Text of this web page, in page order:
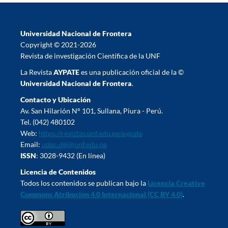
Universidad Nacional de Frontera
Copyright © 2021-2026
Revista de investigación Científica de la UNF
La RevistaAYPATEes una publicación oficial de la ©
Universidad Nacional de Frontera.
Contacto y Ubicación
Av. San Hilarión N° 101, Sullana, Piura - Perú.
Tel. (042) 480102
Web: https://revistas.unf.edu.pe/aypate
Email: udec.dgi@unf.edu.pe
ISSN: 3028-9432 (En línea)
Licencia de Contenidos
Todos los contenidos se publican bajo la Licencia Creative
Commons Atribución 4.0 Internacional (CC BY 4.0).